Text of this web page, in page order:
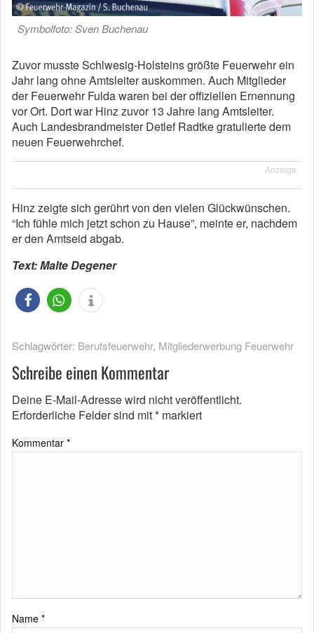
Symbolfoto: Sven Buchenau
Zuvor musste Schlwesig-Holsteins größte Feuerwehr ein
Jahr lang ohne Amtsleiter auskommen. Auch Mitglieder
der Feuerwehr Fulda waren bei der offiziellen Ernennung
vor Ort. Dort war Hinz zuvor 13 Jahre lang Amtsleiter.
Auch Landesbrandmeister Detlef Radtke gratulierte dem
neuen Feuerwehrchef.
Anzeige
Hinz zeigte sich gerührt von den vielen Glückwünschen.
“Ich fühle mich jetzt schon zu Hause”, meinte er, nachdem
er den Amtseid abgab.
Text: Malte Degener
Schlagwörter: Berufsfeuerwehr, Mitgliederwerbung Feuerwehr
Schreibe einen Kommentar
Deine E-Mail-Adresse wird nicht veröffentlicht.
Erforderliche Felder sind mit* markiert
Kommentar *
Name *